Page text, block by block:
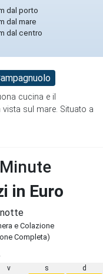
dal porto
dal mare
dal centro
cucina e il
sul mare. Situato a
in Euro
e Colazione
Completa)
v s
d